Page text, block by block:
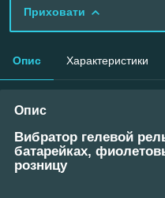
Приховати
Опис Характеристики
Опис
Вибратор гелевой
батарейках,
розницу